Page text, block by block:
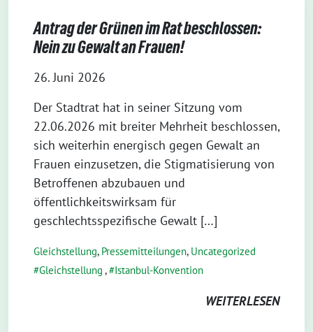
Antrag der Grünen im Rat beschlossen:
Nein zu Gewalt an Frauen!
26. Juni 2026
Der Stadtrat hat in seiner Sitzung vom
22.06.2026 mit breiter Mehrheit beschlossen,
sich weiterhin energisch gegen Gewalt an
Frauen einzusetzen, die Stigmatisierung von
Betroffenen abzubauen und
öffentlichkeitswirksam für
geschlechtsspezifische Gewalt […]
Gleichstellung, Pressemitteilungen, Uncategorized
Gleichstellung , Istanbul-Konvention
WEITERLESEN